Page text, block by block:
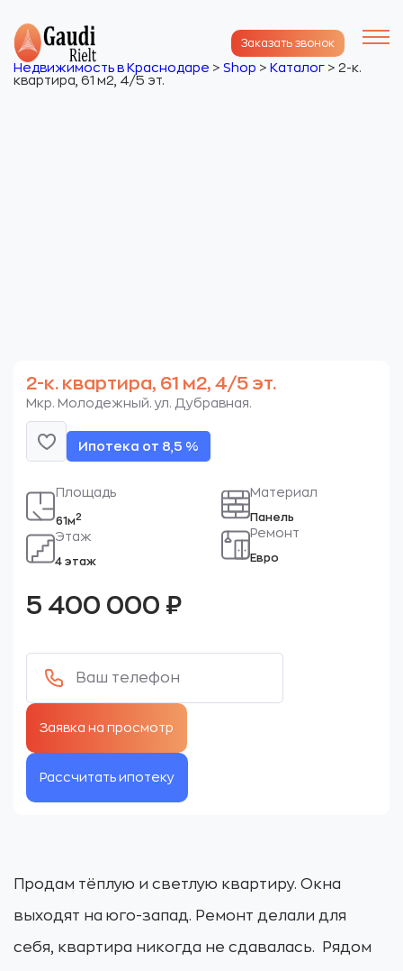
Заказать звонок
Недвижимость в Краснодаре > Shop > Каталог > 2-к.
квартира, 61 м2, 4/5 эт.
2-к. квартира, 61 м2, 4/5 эт.
Мкр. Молодежный. ул. Дубравная.
Ипотека от 8,5 %
Площадь
61м2
Этаж
4 этаж
Материал
Панель
Ремонт
Евро
5 400 000 ₽
Рассчитать ипотеку
Продам тёплую и светлую квартиру. Окна
выходят на юго-запад. Ремонт делали для
себя, квартира никогда не сдавалась. Рядом